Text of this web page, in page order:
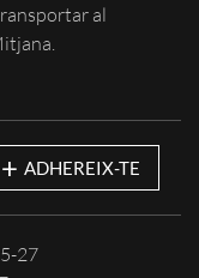
al
+ ADHEREIX-TE
27